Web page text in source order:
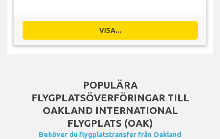
VISA...
POPULÄRA
FLYGPLATSÖVERFÖRINGAR TILL
OAKLAND INTERNATIONAL
FLYGPLATS (OAK)
Behöver du flygplatstransfer från Oakland